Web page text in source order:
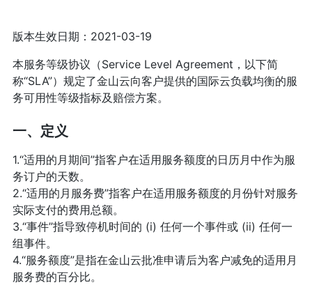
版本生效日期：2021-03-19
本服务等级协议（Service Level Agreement，以下简
称“SLA”）规定了金山云向客户提供的国际云负载均衡的服
务可用性等级指标及赔偿方案。
一、定义
1.“适用的月期间”指客户在适用服务额度的日历月中作为服
务订户的天数。
2.“适用的月服务费”指客户在适用服务额度的月份针对服务
实际支付的费用总额。
3.“事件”指导致停机时间的 (i) 任何一个事件或 (ii) 任何一
组事件。
4.“服务额度”是指在金山云批准申请后为客户减免的适用月
服务费的百分比。